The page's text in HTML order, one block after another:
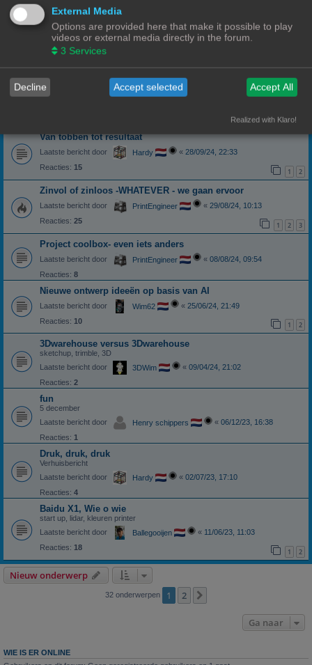
Laatste bericht door
Reacties:
Frikandellen bakken
Laatste bericht door
Reacties:2
Nieuwe baan
Laatste bericht door PrintEngineer
24/12/24, 07:53
1 2
Van tobben tot resultaat
Laatste bericht door Hardy « 28/09/24, 22:33
Reacties: 15 1 2
Zinvol of zinloos -WHATEVER - we gaan ervoor
Laatste bericht door PrintEngineer « 29/08/24, 10:13
Reacties: 25 1 2 3
Project coolbox- even iets anders
Laatste bericht door PrintEngineer « 08/08/24, 09:54
Reacties: 8
Nieuwe ontwerp ideeën op basis van AI
Laatste bericht door Wim62 « 25/06/24, 21:49
Reacties: 10 1 2
3Dwarehouse versus 3Dwarehouse
sketchup, trimble, 3D
Laatste bericht door
3DWim « 09/04/24, 21:02
Reacties: 2
fun
5 december
Laatste bericht door
Henry schippers « 06/12/23, 16:38
Reacties: 1
Druk, druk, druk
Verhuisbericht
Laatste bericht door
Hardy « 02/07/23, 17:10
Reacties: 4
Baidu X1, Wie o wie
start up, lidar, kleuren printer
Laatste bericht door
Ballegooijen « 11/06/23, 11:03
Reacties: 18 1 2
Nieuw onderwerp
32 onderwerpen 1 2
Ga naar
WIE IS ER ONLINE
External Media
Options are provided here that make it possible to play
videos or external media directly in the forum.
3 Services
Decline Accept selected Accept All
Realized with Klaro!